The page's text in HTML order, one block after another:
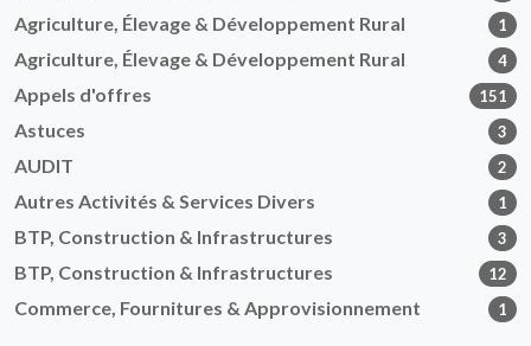
Agriculture, Élevage & Développement Rural 1
Agriculture, Élevage & Développement Rural 4
Appels d'offres 151
Astuces 3
AUDIT 2
Autres Activités & Services Divers 1
BTP, Construction & Infrastructures 3
BTP, Construction & Infrastructures 12
Commerce, Fournitures & Approvisionnement 1